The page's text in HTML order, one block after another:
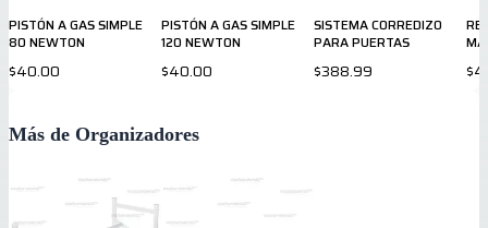
PISTÓN A GAS SIMPLE
80 NEWTON
$40.00
PISTÓN A GAS SIMPLE
120 NEWTON
$40.00
SISTEMA CORREDIZO
PARA PUERTAS
$388.99
Más de Organizadores